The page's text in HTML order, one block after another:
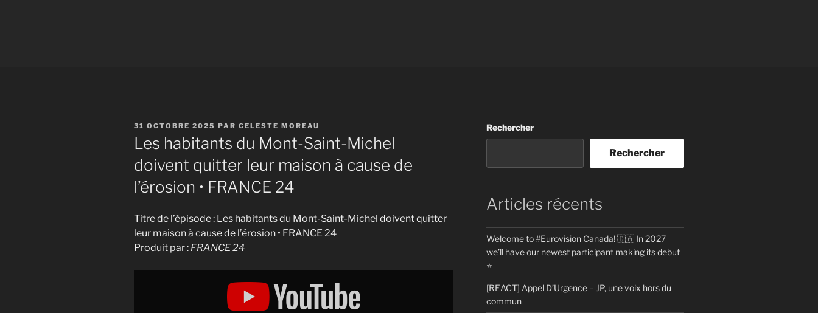
PUBLIÉ
LE
31 OCTOBRE 2025 PAR CELESTE MOREAU
Les habitants du Mont-Saint-Michel
doivent quitter leur maison à cause de
l’érosion • FRANCE 24
Titre de l’épisode : Les habitants du Mont-Saint-Michel doivent quitter
leur maison à cause de l’érosion • FRANCE 24
Produit par : FRANCE 24
Rechercher
Rechercher
Articles récents
Welcome to #Eurovision Canada! 🇨🇦 In 2027
we’ll have our newest participant making its debut
⭐
[REACT] Appel D’Urgence – JP, une voix hors du
commun